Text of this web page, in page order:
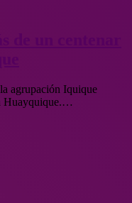
agrupación Iquique
Huayquique.…